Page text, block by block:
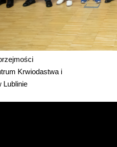
Krwiodastwa i
Lublinie